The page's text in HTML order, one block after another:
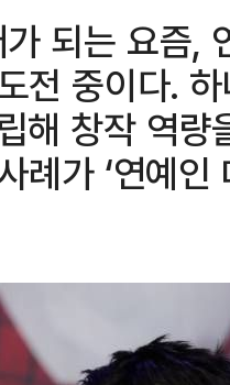
되는 요즘,
전 중이다.
해 창작 역
례가 ‘연예